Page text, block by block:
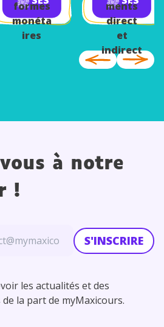
formes
monéta
ires
ments
direct
et
indirect
à notre
!
S'INSCRIRE
les actualités et des
la part de myMaxicours.